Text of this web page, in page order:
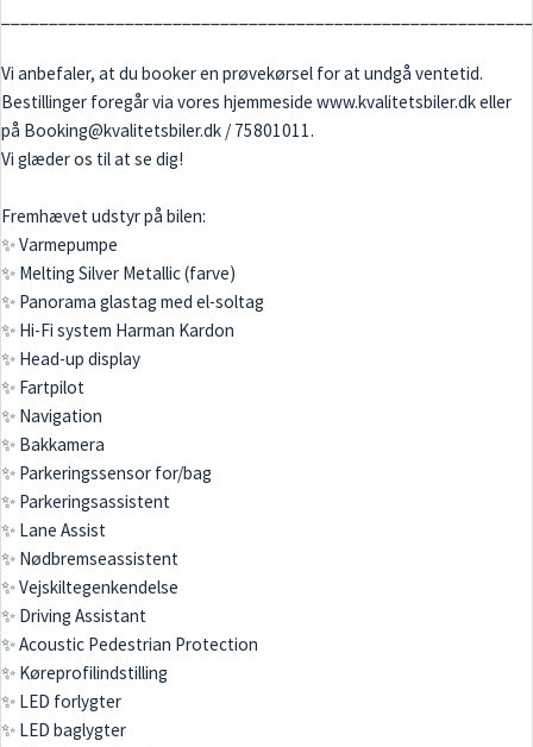
Vi anbefaler, at du booker en prøvekørsel for at undgå ventetid.
Bestillinger foregår via vores hjemmeside www.kvalitetsbiler.dk eller
på Booking@kvalitetsbiler.dk / 75801011.
Vi glæder os til at se dig!
Fremhævet udstyr på bilen:
✨ Varmepumpe
✨ Melting Silver Metallic (farve)
✨ Panorama glastag med el-soltag
✨ Hi-Fi system Harman Kardon
✨ Head-up display
✨ Fartpilot
✨ Navigation
✨ Bakkamera
✨ Parkeringssensor for/bag
✨ Parkeringsassistent
✨ Lane Assist
✨ Nødbremseassistent
✨ Vejskiltegenkendelse
✨ Driving Assistant
✨ Acoustic Pedestrian Protection
✨ Køreprofilindstilling
✨ LED forlygter
✨ LED baglygter